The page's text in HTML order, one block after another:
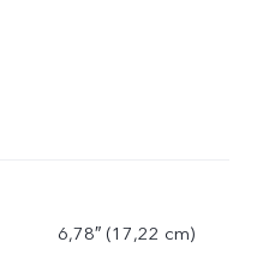
6,78″ (17,22 cm)